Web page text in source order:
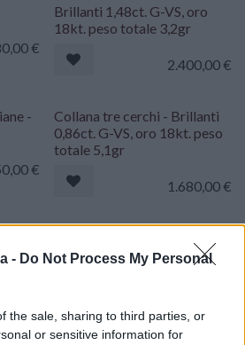
- Do Not Process My Personal
the sale, sharing to third parties, or
or sensitive information for
€
Brillanti 1,48ct. G-VS, oro
18kt. peso totale 3,2gr
2.400,00€
-
€
Collana tre cerchi - Brillanti
0,86ct. G-VS, oro 18kt. peso
totale 5,1gr
1.680,00€
0,60ct. oro 18kt.